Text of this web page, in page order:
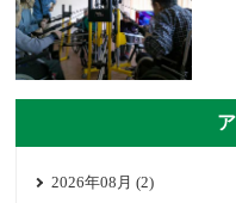
2026年08月 (2)